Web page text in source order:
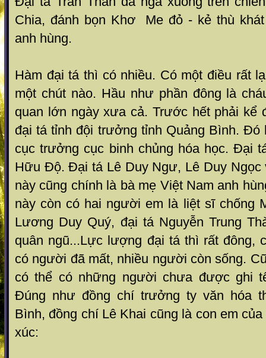
Chia, đánh bọn Khơ Me đỏ - kẻ thù
anh hùng.
Hàm đại tá thì có nhiều. Có một điều rất
một chút nào. Hầu như phần đông là
quan lớn ngày xưa cả. Trước hết phải kể
đại tá tỉnh đội trưởng tỉnh Quảng Bình.
cục trưởng cục binh chủng hóa học. Đại
Hữu Độ. Đại tá Lê Duy Ngư, Lê Duy Ngọc
này cũng chính là bà mẹ Việt Nam anh
này còn có hai người em là liệt sĩ chống
Lương Duy Quý, đại tá Nguyễn Trung
quân ngũ...Lực lượng đại tá thì rất đông,
có người đã mất, nhiều người còn sống.
có thể có những người chưa được ghi
Đúng như đồng chí trưởng ty văn hóa
Bình, đồng chí Lê Khai cũng là con em
xúc: